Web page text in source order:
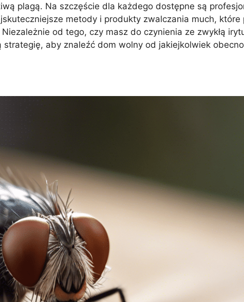
plagą. Na szczęście dla każdego dostępne są
metody i produkty zwalczania much, które
od tego, czy masz do czynienia ze zwykłą
aby znaleźć dom wolny od jakiejkolwiek